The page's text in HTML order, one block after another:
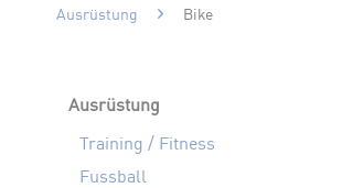
Ausrüstung Bike
Ausrüstung
Training / Fitness
Fussball